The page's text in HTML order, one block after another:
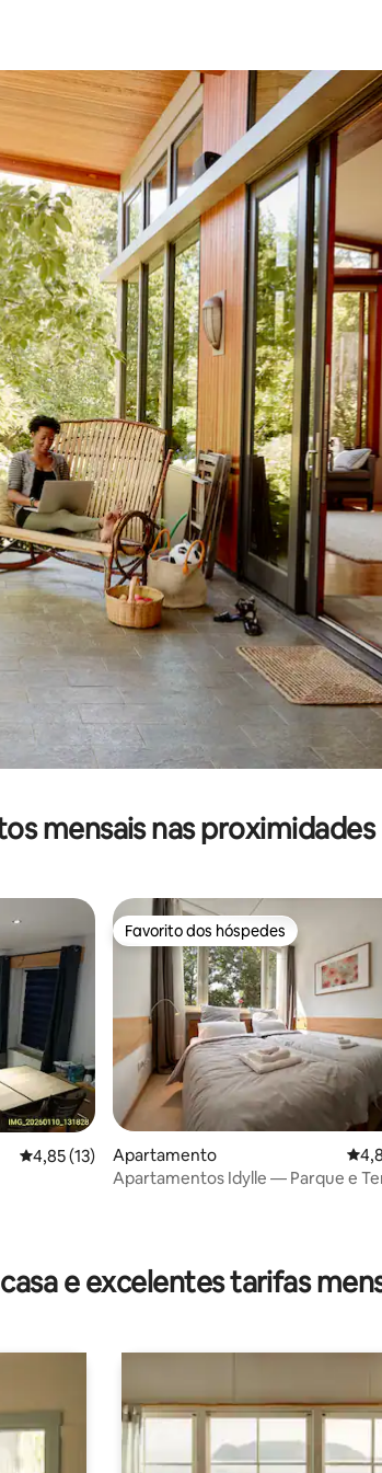
para cima e para baixo ou explore com gestos
mensais nas proximidades
Classificação média de 4,85 em 5 estrelas,
4,85 (13)
Favorito dos hóspedes
Favorito dos hóspedes
Apartamento
Apartamentos Idylle — Parque e
e excelentes tarifas